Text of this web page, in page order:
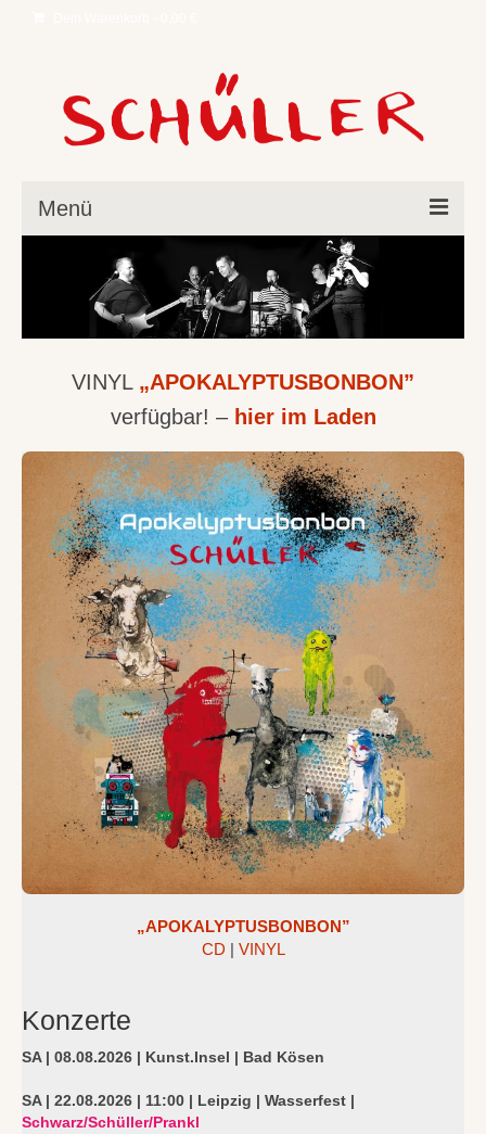
Menü
Band
Texte
+ Kontakt
Bilder
VINYL „APOKALYPTUSBONBON”
verfügbar! – hier im Laden
„APOKALYPTUSBONBON”
CD
VINYL
Konzerte
SA | 08.08.2026 | Kunst.Insel | Bad Kösen
SA | 22.08.2026 | 11:00 | Leipzig | Wasserfest |
Schwarz/Schüller/Prankl